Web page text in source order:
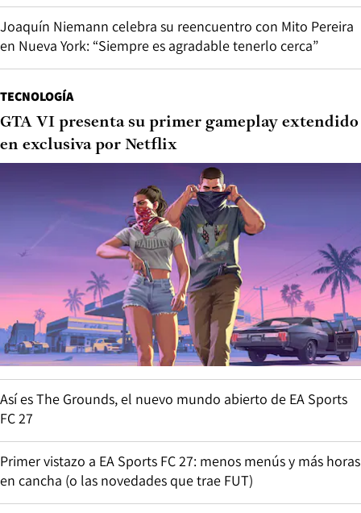
Joaquín Niemann celebra su reencuentro con Mito Pereira
en Nueva York: “Siempre es agradable tenerlo cerca”
TECNOLOGÍA
GTA VI presenta su primer gameplay extendido
en exclusiva por Netflix
Así es The Grounds, el nuevo mundo abierto de EA Sports
FC 27
Primer vistazo a EA Sports FC 27: menos menús y más horas
en cancha (o las novedades que trae FUT)